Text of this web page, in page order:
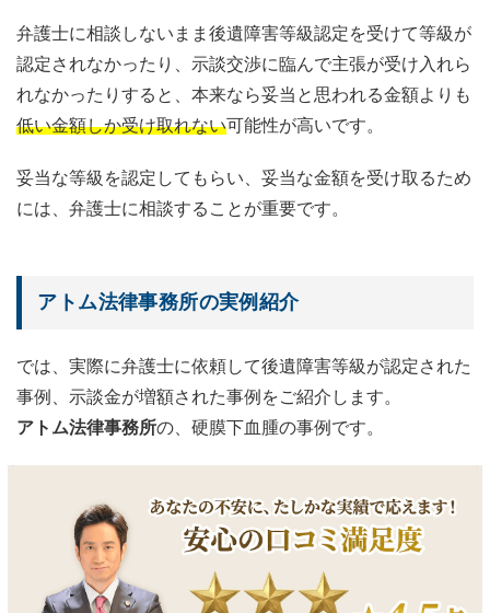
弁護士に相談しないまま後遺障害等級認定を受けて等級が
認定されなかったり、示談交渉に臨んで主張が受け入れら
れなかったりすると、本来なら妥当と思われる金額よりも
低い金額しか受け取れない可能性が高いです。
妥当な等級を認定してもらい、妥当な金額を受け取るため
には、弁護士に相談することが重要です。
アトム法律事務所の実例紹介
では、実際に弁護士に依頼して後遺障害等級が認定された
事例、示談金が増額された事例をご紹介します。
アトム法律事務所の、硬膜下血腫の事例です。